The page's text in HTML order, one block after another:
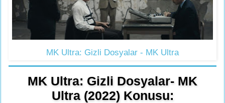
MK Ultra: Gizli Dosyalar - MK Ultra
MK Ultra: Gizli Dosyalar- MK
Ultra (2022) Konusu: